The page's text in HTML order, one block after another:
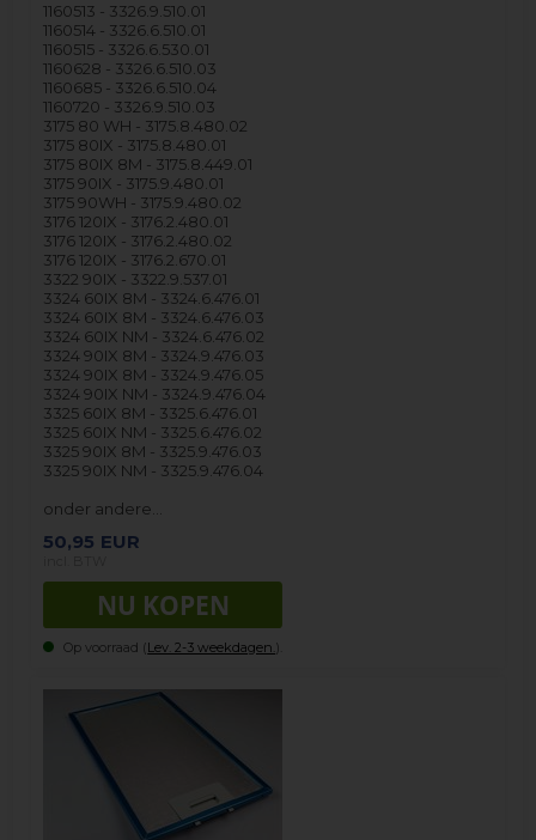
1160513 - 3326.9.510.01
1160514 - 3326.6.510.01
1160515 - 3326.6.530.01
1160628 - 3326.6.510.03
1160685 - 3326.6.510.04
1160720 - 3326.9.510.03
3175 80 WH - 3175.8.480.02
3175 80IX - 3175.8.480.01
3175 80IX 8M - 3175.8.449.01
3175 90IX - 3175.9.480.01
3175 90WH - 3175.9.480.02
3176 120IX - 3176.2.480.01
3176 120IX - 3176.2.480.02
3176 120IX - 3176.2.670.01
3322 90IX - 3322.9.537.01
3324 60IX 8M - 3324.6.476.01
3324 60IX 8M - 3324.6.476.03
3324 60IX NM - 3324.6.476.02
3324 90IX 8M - 3324.9.476.03
3324 90IX 8M - 3324.9.476.05
3324 90IX NM - 3324.9.476.04
3325 60IX 8M - 3325.6.476.01
3325 60IX NM - 3325.6.476.02
3325 90IX 8M - 3325.9.476.03
3325 90IX NM - 3325.9.476.04
onder andere…
50,95 EUR
Op voorraad (Lev. 2-3 weekdagen. ).